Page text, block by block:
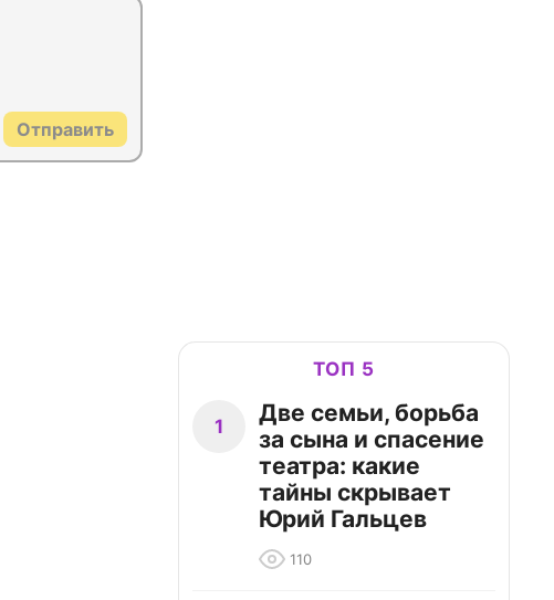
Отправить
ТОП 5
1
Две семьи, борьба
за сына и спасение
театра: какие
тайны скрывает
Юрий Гальцев
110